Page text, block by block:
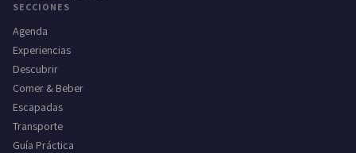
SECCIONES
Agenda
Experiencias
Descubrir
Comer & Beber
Escapadas
Transporte
Guía Práctica